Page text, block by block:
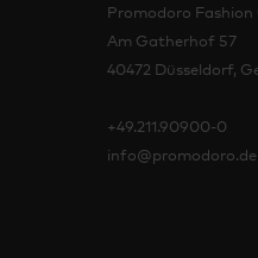
Promodoro Fashion
Am Gatherhof 57
40472 Düsseldorf,
+49.211.90900-0
info@promodoro.de